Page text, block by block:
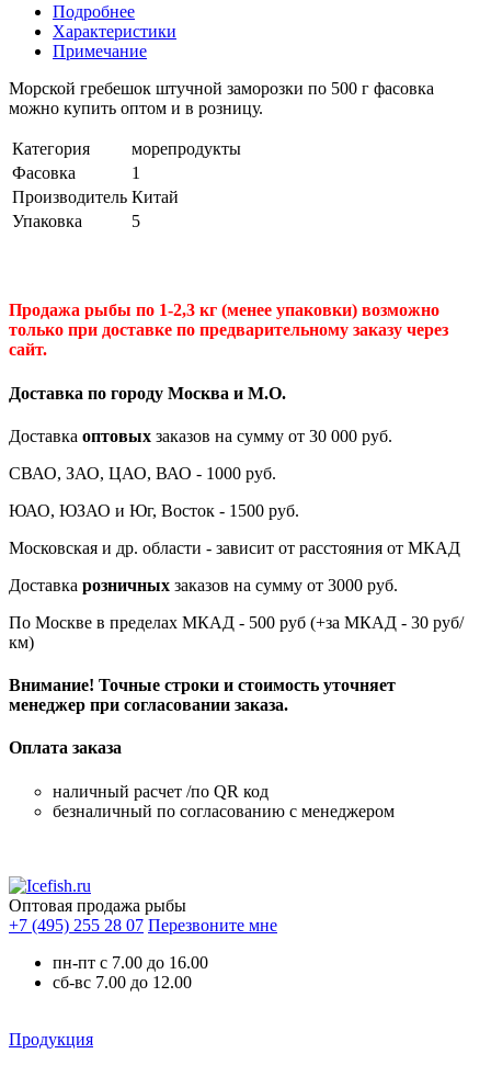
Подробнее
Характеристики
Примечание
Морской гребешок штучной заморозки по 500 г фасовка
можно купить оптом и в розницу.
Категория
морепродукты
Фасовка
1
Производитель Китай
Упаковка
5
Продажа рыбы по 1-2,3 кг (менее упаковки) возможно
только при доставке по предварительному заказу через
сайт.
Доставка по городу Москва и М.О.
Доставка оптовых заказов на сумму от 30 000 руб.
СВАО, ЗАО, ЦАО, ВАО - 1000 руб.
ЮАО, ЮЗАО и Юг, Восток - 1500 руб.
Московская и др. области - зависит от расстояния от МКАД
Доставка розничных заказов на сумму от 3000 руб.
По Москве в пределах МКАД - 500 руб (+за МКАД - 30 руб/
км)
Внимание! Точные строки и стоимость уточняет
менеджер при согласовании заказа.
Оплата заказа
наличный расчет /по QR код
безналичный по согласованию с менеджером
Оптовая продажа рыбы
+7 (495) 255 28 07 Перезвоните мне
пн-пт с 7.00 до 16.00
сб-вс 7.00 до 12.00
Продукция